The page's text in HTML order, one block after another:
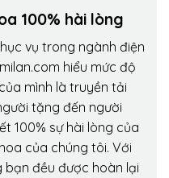
100% hài lòng
vụ trong ngành điện
hiểu mức độ
mình là truyền tải
tặng đến người
100% sự hài lòng của
của chúng tôi. Với
bạn đều được hoàn lại